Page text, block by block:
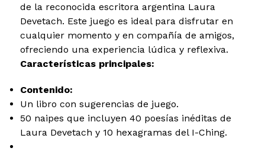
de la reconocida escritora argentina Laura
Devetach. Este juego es ideal para disfrutar en
cualquier momento y en compañía de amigos,
ofreciendo una experiencia lúdica y reflexiva.
Características principales:
Contenido:
Un libro con sugerencias de juego.
50 naipes que incluyen 40 poesías inéditas de
Laura Devetach y 10 hexagramas del I-Ching.